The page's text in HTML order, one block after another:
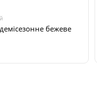
бежеве